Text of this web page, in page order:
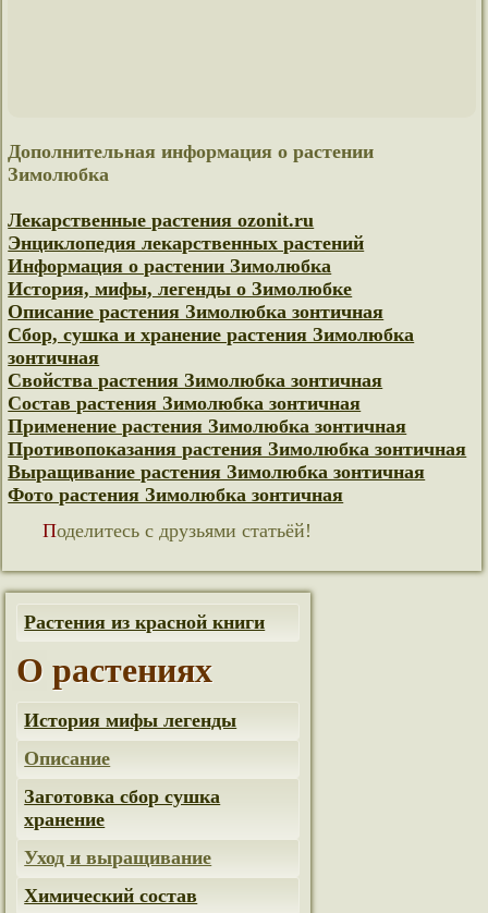
Дополнительная информация о растении
Зимолюбка
Лекарственные растения ozonit.ru
Энциклопедия лекарственных растений
Информация о растении Зимолюбка
История, мифы, легенды о Зимолюбке
Описание растения Зимолюбка зонтичная
Сбор, сушка и хранение растения Зимолюбка
зонтичная
Свойства растения Зимолюбка зонтичная
Состав растения Зимолюбка зонтичная
Применение растения Зимолюбка зонтичная
Противопоказания растения Зимолюбка зонтичная
Выращивание растения Зимолюбка зонтичная
Фото растения Зимолюбка зонтичная
Поделитесь с друзьями статьёй!
Растения из красной книги
О растениях
История мифы легенды
Описание
Заготовка сбор сушка
хранение
Уход и выращивание
Химический состав